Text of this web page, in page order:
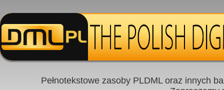
Pełnotekstowe zasoby PLDML oraz innych